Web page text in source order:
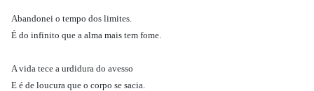
Abandonei o tempo dos limites.
É do infinito que a alma mais tem fome.
A vida tece a urdidura do avesso
E é de loucura que o corpo se sacia.